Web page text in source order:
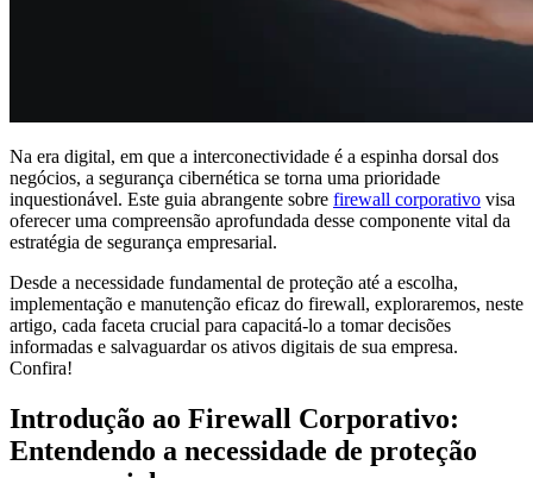
Na era digital, em que a interconectividade é a espinha dorsal dos
negócios, a segurança cibernética se torna uma prioridade
inquestionável. Este guia abrangente sobre firewall corporativo visa
oferecer uma compreensão aprofundada desse componente vital da
estratégia de segurança empresarial.
Desde a necessidade fundamental de proteção até a escolha,
implementação e manutenção eficaz do firewall, exploraremos, neste
artigo, cada faceta crucial para capacitá-lo a tomar decisões
informadas e salvaguardar os ativos digitais de sua empresa.
Confira!
Introdução ao Firewall Corporativo:
Entendendo a necessidade de proteção